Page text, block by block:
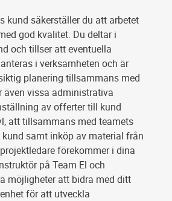
kund säkerställer du att arbetet
god kvalitet. Du deltar i
och tillser att eventuella
i verksamheten och är
planering tillsammans med
även vissa administrativa
av offerter till kund
att tillsammans med teamets
samt inköp av material från
förekommer i dina
på Team El och
möjligheter att bidra med ditt
för att utveckla